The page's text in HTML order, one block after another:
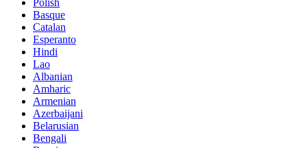
Polish
Basque
Catalan
Esperanto
Hindi
Lao
Albanian
Amharic
Armenian
Azerbaijani
Belarusian
Bengali